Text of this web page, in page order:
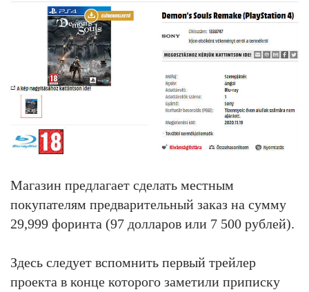
Магазин предлагает сделать местным
покупателям предварительный заказ на сумму
29,999 форинта (97 долларов или 7 500 рублей).
Здесь следует вспомнить первый трейлер
проекта в конце которого заметили приписку